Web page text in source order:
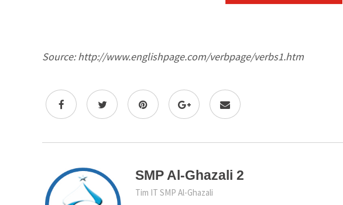
Source: http://www.englishpage.com/verbpage/verbs1.htm
SMP Al-Ghazali 2
Tim IT SMP Al-Ghazali